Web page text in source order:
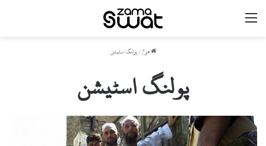
ھوم / پولنگ اسٹیشن
پولنگ اسٹیشن